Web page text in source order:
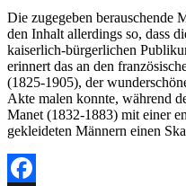
Die zugegeben berauschende
den Inhalt allerdings so, dass
kaiserlich-bürgerlichen
erinnert das an den
(1825-1905), der
Akte malen konnte, während
Manet (1832-1883) mit einer
gekleideten Männern einen